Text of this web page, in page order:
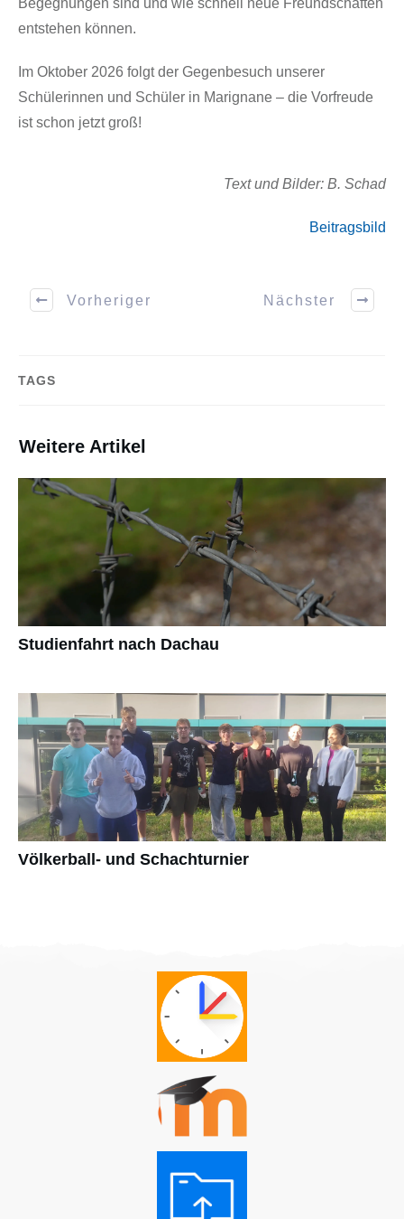
Begegnungen sind und wie schnell neue Freundschaften
entstehen können.
Im Oktober 2026 folgt der Gegenbesuch unserer
Schülerinnen und Schüler in Marignane – die Vorfreude
ist schon jetzt groß!
Text und Bilder: B. Schad
Beitragsbild
Vorheriger Nächster
TAGS
Weitere Artikel
Studienfahrt nach Dachau
Völkerball- und Schachturnier